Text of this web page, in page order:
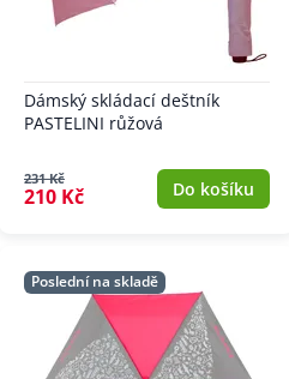
Dámský skládací deštník
PASTELINI růžová
231 Kč
210 Kč Do košíku
Poslední na skladě